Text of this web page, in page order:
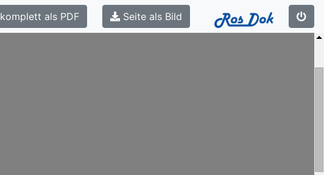
komplett als PDF Seite als Bild